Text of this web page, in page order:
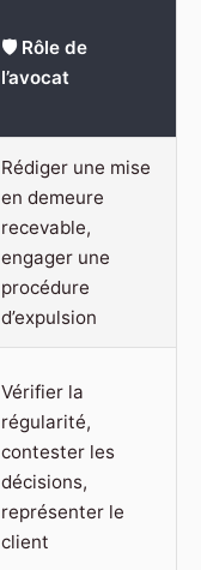
🛡️ Rôle de
l’avocat
Rédiger une mise
en demeure
recevable,
engager une
procédure
d’expulsion
Vérifier la
régularité,
contester les
décisions,
représenter le
client